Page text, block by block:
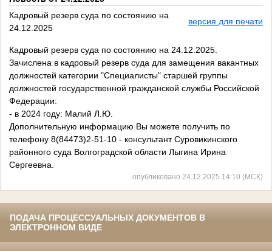
Кадровый резерв суда по состоянию на
24.12.2025
версия для печати
Кадровый резерв суда по состоянию на 24.12.2025.
Зачислена в кадровый резерв суда для замещения вакантных
должностей категории "Специалисты" старшей группы
должностей государственной гражданской службы Российской
Федерации:
- в 2024 году: Малий Л.Ю.
Дополнительную информацию Вы можете получить по
телефону 8(84473)2-51-10 - консультант Суровикинского
районного суда Волгоградской области Лыгина Ирина
Сергеевна.
опубликовано 24.12.2025 14:10 (МСК)
ПОДАЧА ПРОЦЕССУАЛЬНЫХ ДОКУМЕНТОВ В
ЭЛЕКТРОННОМ ВИДЕ